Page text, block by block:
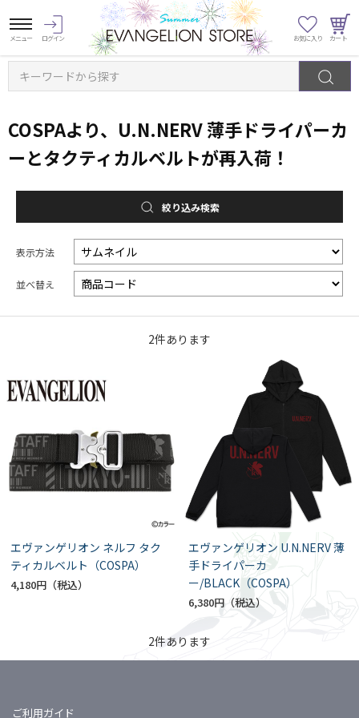
キーワードから探す
COSPAより、U.N.NERV 薄手ドライパーカ
ーとタクティカルベルトが再入荷！
絞り込み検索
表示方法
並べ替え
2件あります
エヴァンゲリオン ネルフ タク
ティカルベルト（COSPA）
4,180円
エヴァンゲリオン U.N.NERV 薄
手ドライパーカ
ー/BLACK（COSPA）
6,380円
2件あります
ご利用ガイド